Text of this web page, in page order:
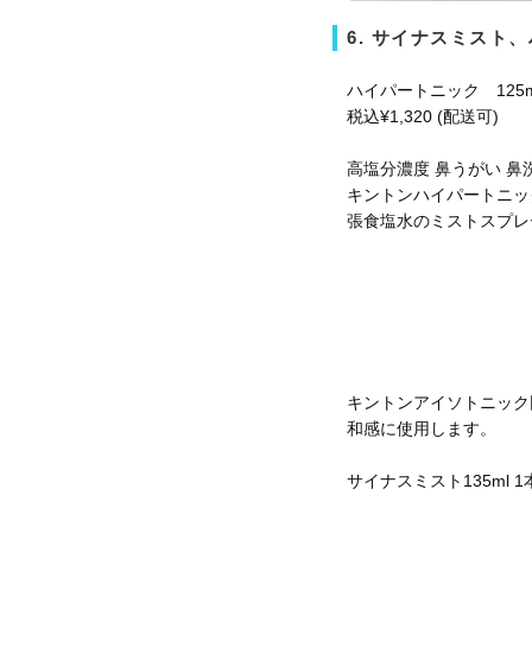
6. サイナスミスト
ハイパートニック
税込¥1,320 (配送可)
高塩分濃度 鼻うがい 鼻
キントンハイパートニ
張食塩水のミストスプ
キントンアイソトニッ
和感に使用します。
サイナスミスト135ml